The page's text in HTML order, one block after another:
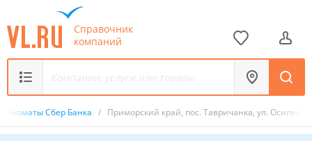
Справочник
компаний
Сбер Банка / Приморский край, пос. Тавричанка, ул.